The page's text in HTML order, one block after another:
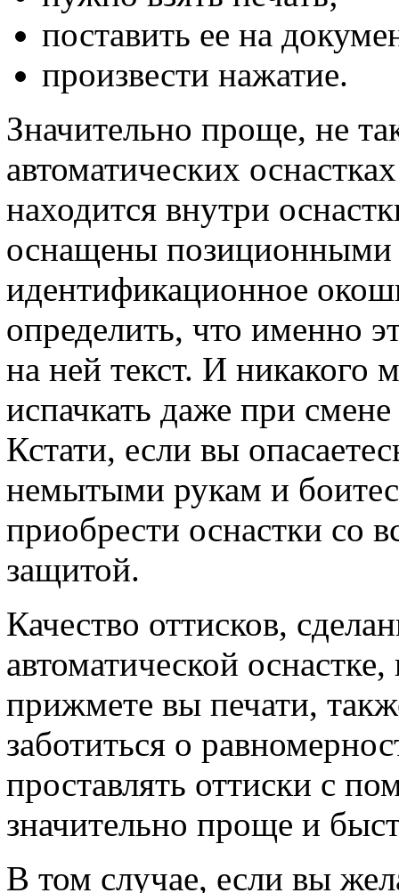
поставить ее на
произвести нажатие.
Значительно проще, не
автоматических
находится внутри
оснащены позиционными
идентификационное
определить, что именно
на ней текст. И
испачкать даже при
Кстати, если вы
немытыми рукам и
приобрести оснастки со
защитой.
Качество оттисков,
автоматической
прижмете вы печати,
заботиться о
проставлять оттиски с
значительно проще и
В том случае, если вы